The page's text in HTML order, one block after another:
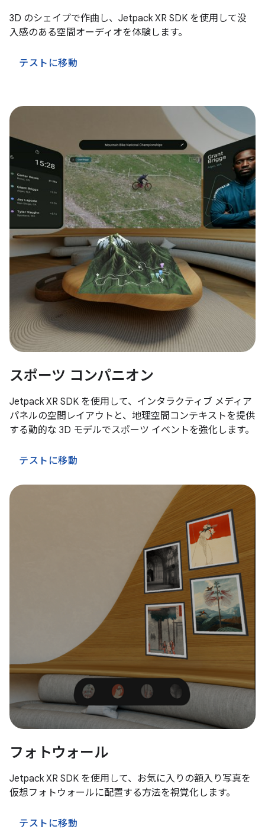
3D のシェイプで作曲し、Jetpack XR SDK を使用して没
入感のある空間オーディオを体験します。
テストに移動
スポーツ コンパニオン
Jetpack XR SDK を使用して、インタラクティブ メディア
パネルの空間レイアウトと、地理空間コンテキストを提供
する動的な 3D モデルでスポーツ イベントを強化します。
テストに移動
フォトウォール
Jetpack XR SDK を使用して、お気に入りの額入り写真を
仮想フォトウォールに配置する方法を視覚化します。
テストに移動